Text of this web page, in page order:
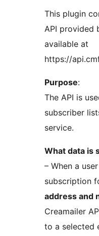
This plugin
API provided
available at
https://
Purpose:
The API is
subscriber
service.
What data is
– When a
subscription
address and
Creamailer
to a selected